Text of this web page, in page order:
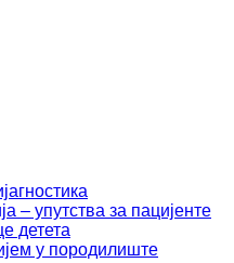
– упутства за пацијенте
детета
у породилиште